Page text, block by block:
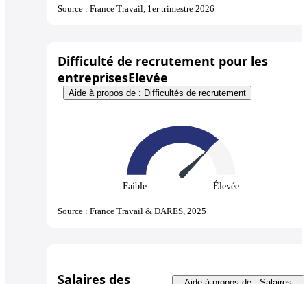
Source : France Travail, 1er trimestre 2026
Difficulté de recrutement pour les
entreprisesElevée
Aide à propos de : Difficultés de recrutement
Faible Élevée
Source : France Travail & DARES, 2025
Salaires des